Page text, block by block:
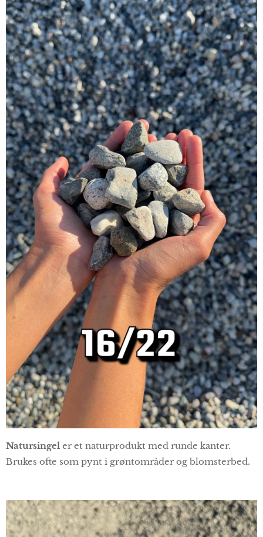
Natursingel er et naturprodukt med runde kanter.
Brukes ofte som pynt i grøntområder og blomsterbed.